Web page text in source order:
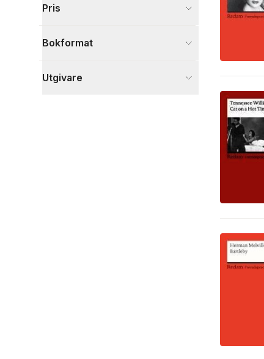
Visa fler
Pris
Bokformat
Utgivare